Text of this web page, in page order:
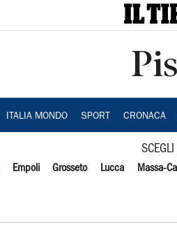
ITALIA MONDO SPORT CRONACA
Empoli Grosseto Lucca Massa-